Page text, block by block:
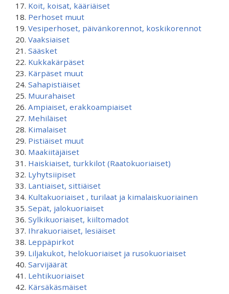
Koit, koisat, kääriäiset
Perhoset muut
Vesiperhoset, päivänkorennot, koskikorennot
Vaaksiaiset
Sääsket
Kukkakärpäset
Kärpäset muut
Sahapistiäiset
Muurahaiset
Ampiaiset, erakkoampiaiset
Mehiläiset
Kimalaiset
Pistiäiset muut
Maakiitäjäiset
Haiskiaiset, turkkilot (Raatokuoriaiset)
Lyhytsiipiset
Lantiaiset, sittiäiset
Kultakuoriaiset , turilaat ja kimalaiskuoriainen
Sepät, jalokuoriaiset
Sylkikuoriaiset, kiiltomadot
Ihrakuoriaiset, lesiäiset
Leppäpirkot
Liljakukot, helokuoriaiset ja rusokuoriaiset
Sarvijäärät
Lehtikuoriaiset
Kärsäkäsmäiset